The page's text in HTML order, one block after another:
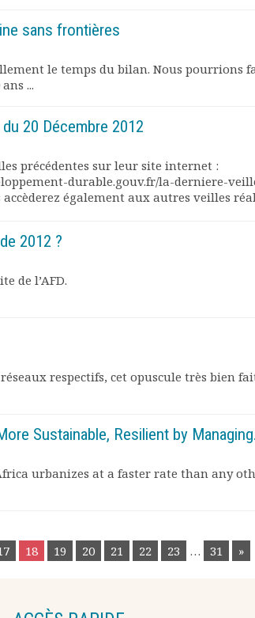
sans frontières
le temps du bilan. Nous pourrions
...
20 Décembre 2012
précédentes sur leur site internet :
durable.gouv.fr/la-derniere-
également aux autres veilles
2012 ?
de l’AFD.
respectifs, cet opuscule très bien
Sustainable, Resilient by
urbanizes at a faster rate than any
18 19 20 21 22 23 … 31 »